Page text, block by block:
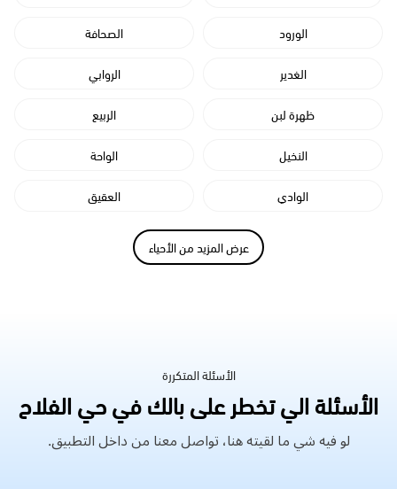
الورود
الصحافة
الغدير
الروابي
ظهرة لبن
الربيع
النخيل
الواحة
الوادي
العقيق
عرض المزيد من الأحياء
الأسئلة المتكررة
الأسئلة الي تخطر على بالك في حي الفلاح
لو فيه شي ما لقيته هنا، تواصل معنا من داخل التطبيق.